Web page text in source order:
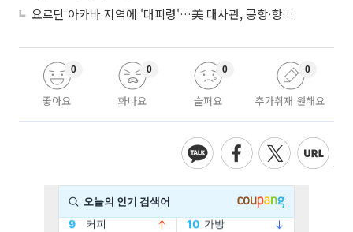
요르단 아카바 지역에 '대피령'…美 대사관, 공항·항구 접근 금지 권고
좋아요
0
화나요
0
슬퍼요
0
추가취재 원해요
0